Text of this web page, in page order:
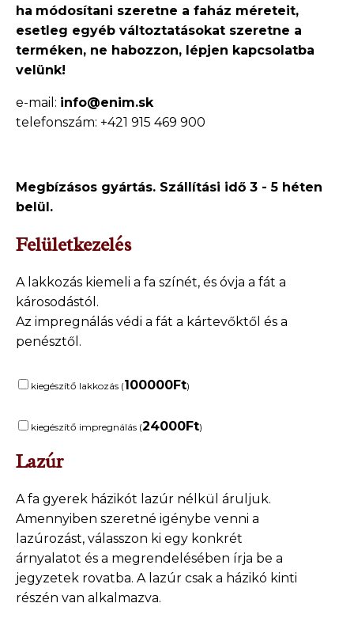
ha módosítani szeretne a faház méreteit,
esetleg egyéb változtatásokat szeretne a
terméken, ne habozzon, lépjen kapcsolatba
velünk!
e-mail: info@enim.sk
telefonszám: +421 915 469 900
Megbízásos gyártás. Szállítási idő 3 - 5 héten
belül.
Felületkezelés
A lakkozás kiemeli a fa színét, és óvja a fát a
károsodástól.
Az impregnálás védi a fát a kártevőktől és a
penésztől.
kiegészítő lakkozás (100000Ft)
kiegészítő impregnálás (24000Ft)
Lazúr
A fa gyerek házikót lazúr nélkül áruljuk.
Amennyiben szeretné igénybe venni a
lazúrozást, válasszon ki egy konkrét
árnyalatot és a megrendelésében írja be a
jegyzetek rovatba. A lazúr csak a házikó kinti
részén van alkalmazva.